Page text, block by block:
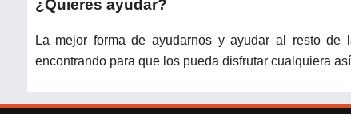
¿Quieres ayudar?
La mejor forma de ayudarnos y ayudar al resto de
encontrando para que los pueda disfrutar cualquiera